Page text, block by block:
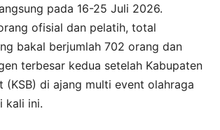
pada 16-25 Juli 2026.
ofisial dan pelatih, total
bakal berjumlah 702 orang dan
terbesar kedua setelah Kabupaten
(KSB) di ajang multi event olahraga
kali ini.